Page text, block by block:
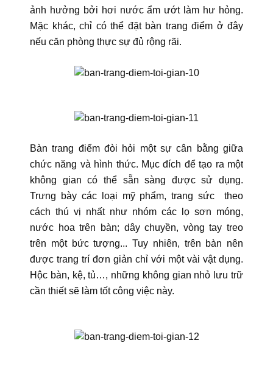
ảnh hưởng bởi hơi nước ẩm ướt làm hư hỏng.
Mặc khác, chỉ có thể đặt bàn trang điểm ở đây
nếu căn phòng thực sự đủ rộng rãi.
Bàn trang điểm đòi hỏi một sự cân bằng giữa
chức năng và hình thức. Mục đích để tạo ra một
không gian có thể sẵn sàng được sử dụng.
Trưng bày các loại mỹ phẩm, trang sức theo
cách thú vị nhất như nhóm các lọ sơn móng,
nước hoa trên bàn; dây chuyền, vòng tay treo
trên một bức tượng... Tuy nhiên, trên bàn nên
được trang trí đơn giản chỉ với một vài vật dụng.
Hộc bàn, kệ, tủ…, những không gian nhỏ lưu trữ
cần thiết sẽ làm tốt công việc này.